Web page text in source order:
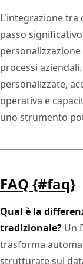
L'integrazione tra
passo
processi
personalizzate,
operativa e
uno strumento
FAQ {#faq}
Qual è la
tradizionale? Un
trasforma
strutturate sui